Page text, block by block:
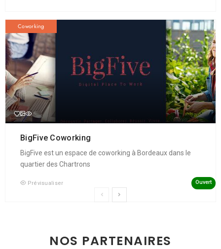
Coworking
BigFive Coworking
BigFive est un espace de coworking à Bordeaux dans le
quartier des Chartrons
Prévisualiser Ouvert
NOS PARTENAIRES